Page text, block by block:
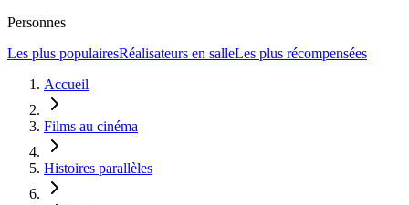
Personnes
Les plus populairesRéalisateurs en salleLes plus récompensées
Accueil
Films au cinéma
Histoires parallèles